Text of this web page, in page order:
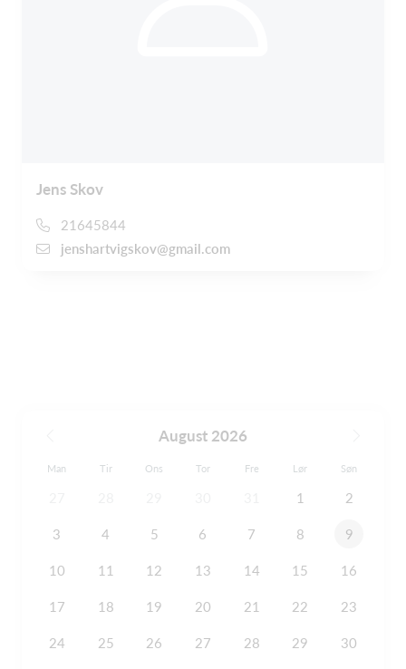
Jens Skov
21645844
jenshartvigskov@gmail.com
August 2026
Man Tir Ons Tor Fre Lør Søn
1 2
3 4 5 6 7 8 9
10 11 12 13 14 15 16
17 18 19 20 21 22 23
24 25 26 27 28 29 30